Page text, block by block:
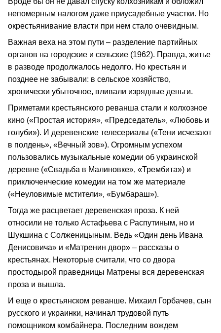
непомерным налогом даже приусадебные участки. Но
окрестьянивание власти при нем стало очевидным.
Важная веха на этом пути – разделение партийных
органов на городские и сельские (1962). Правда, житье
в разводе продолжалось недолго. Но крестьян и
позднее не забывали: в сельское хозяйство,
хронически убыточное, вливали изрядные деньги.
Приметами крестьянского реванша стали и колхозное
кино («Простая история», «Председатель», «Любовь и
голуби»). И деревенские телесериалы («Тени исчезают
в полдень», «Вечный зов»). Огромным успехом
пользовались музыкальные комедии об украинской
деревне («Свадьба в Малиновке», «Трембита») и
приключенческие комедии на том же материале
(«Неуловимые мстители», «Бумбараш»).
Тогда же расцветает деревенская проза. К ней
относили не только Астафьева с Распутиным, но и
Шукшина с Солженицыным. Ведь «Один день Ивана
Денисовича» и «Матренин двор» – рассказы о
крестьянах. Некоторые считали, что со двора
простодырой праведницы Матрены вся деревенская
проза и вышла.
И еще о крестьянском реванше. Михаил Горбачев, сын
русского и украинки, начинал трудовой путь
помощником комбайнера. Последним вождем